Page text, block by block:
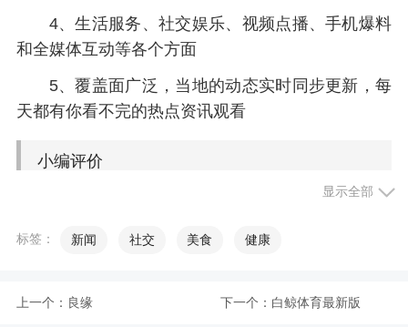
4、生活服务、社交娱乐、视频点播、手机爆料
和全媒体互动等各个方面
5、覆盖面广泛，当地的动态实时同步更新，每
天都有你看不完的热点资讯观看
小编评价
专门为连州地方打造的新闻资讯阅读软件。在掌上
外的新闻要事。足不出户就能轻松的知晓、了解、
显示全部
标签： 新闻 社交 美食 健康
上一个： 良缘 下一个： 白鲸体育最新版